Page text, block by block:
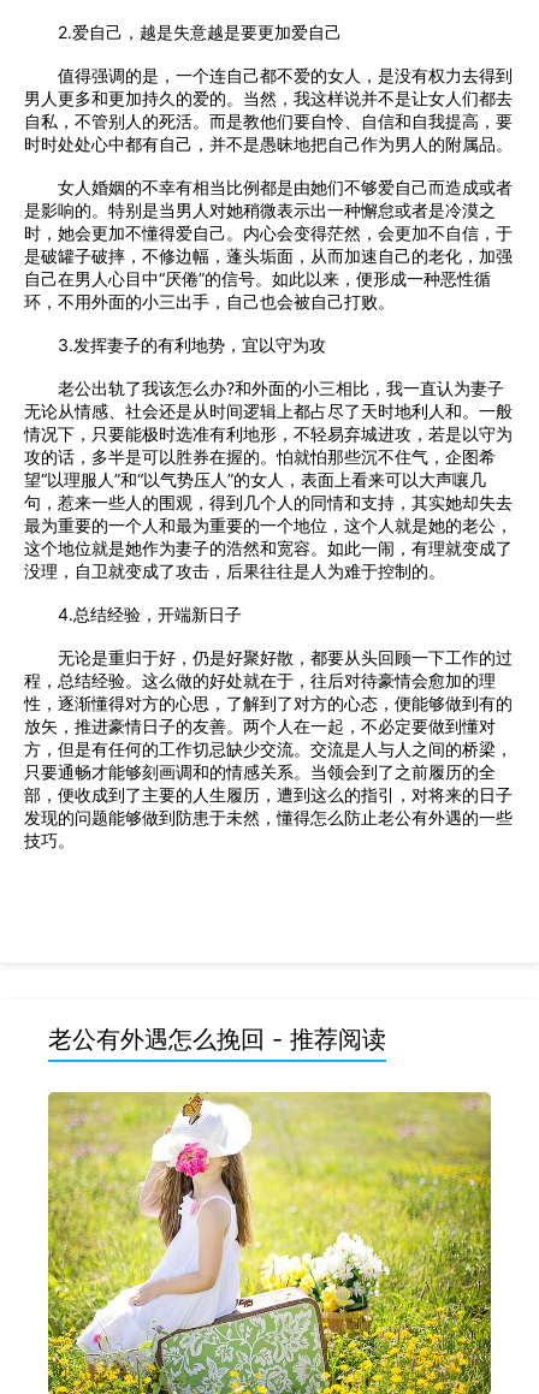
2.爱自己，越是失意越是要更加爱自己
值得强调的是，一个连自己都不爱的女人，是没有权力去得到
男人更多和更加持久的爱的。当然，我这样说并不是让女人们都去
自私，不管别人的死活。而是教他们要自怜、自信和自我提高，要
时时处处心中都有自己，并不是愚昧地把自己作为男人的附属品。
女人婚姻的不幸有相当比例都是由她们不够爱自己而造成或者
是影响的。特别是当男人对她稍微表示出一种懈怠或者是冷漠之
时，她会更加不懂得爱自己。内心会变得茫然，会更加不自信，于
是破罐子破摔，不修边幅，蓬头垢面，从而加速自己的老化，加强
自己在男人心目中“厌倦”的信号。如此以来，便形成一种恶性循
环，不用外面的小三出手，自己也会被自己打败。
3.发挥妻子的有利地势，宜以守为攻
老公出轨了我该怎么办?和外面的小三相比，我一直认为妻子
无论从情感、社会还是从时间逻辑上都占尽了天时地利人和。一般
情况下，只要能极时选准有利地形，不轻易弃城进攻，若是以守为
攻的话，多半是可以胜券在握的。怕就怕那些沉不住气，企图希
望“以理服人”和“以气势压人”的女人，表面上看来可以大声嚷几
句，惹来一些人的围观，得到几个人的同情和支持，其实她却失去
最为重要的一个人和最为重要的一个地位，这个人就是她的老公，
这个地位就是她作为妻子的浩然和宽容。如此一闹，有理就变成了
没理，自卫就变成了攻击，后果往往是人为难于控制的。
4.总结经验，开端新日子
无论是重归于好，仍是好聚好散，都要从头回顾一下工作的过
程，总结经验。这么做的好处就在于，往后对待豪情会愈加的理
性，逐渐懂得对方的心思，了解到了对方的心态，便能够做到有的
放矢，推进豪情日子的友善。两个人在一起，不必定要做到懂对
方，但是有任何的工作切忌缺少交流。交流是人与人之间的桥梁，
只要通畅才能够刻画调和的情感关系。当领会到了之前履历的全
部，便收成到了主要的人生履历，遭到这么的指引，对将来的日子
发现的问题能够做到防患于未然，懂得怎么防止老公有外遇的一些
技巧。
老公有外遇怎么挽回 - 推荐阅读